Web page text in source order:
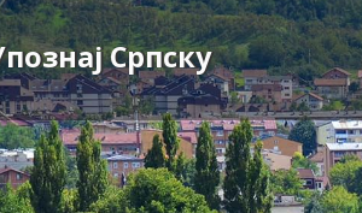
Српску